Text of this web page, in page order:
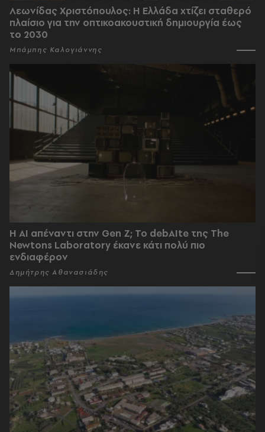
Λεωνίδας Χριστόπουλος: Η Ελλάδα χτίζει σταθερό
πλαίσιο για την οπτικοακουστική δημιουργία έως
το 2030
Μπάμπης Καλογιάννης
Η AI απέναντι στην Gen Z; Το debAIte της The
Newtons Laboratory έκανε κάτι πολύ πιο
ενδιαφέρον
Δημήτρης Αθανασιάδης